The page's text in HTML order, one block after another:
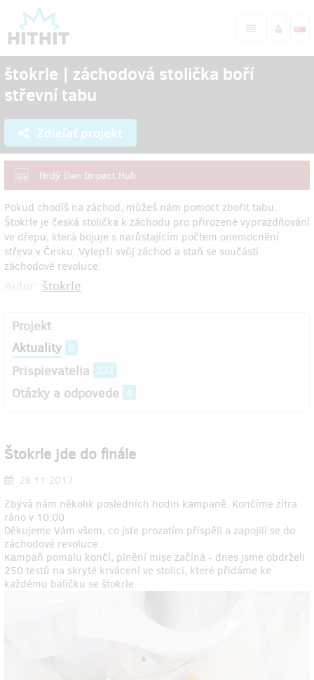
štokrle | záchodová stolička boří
střevní tabu
Zdieľať projekt
Hrdý člen Impact Hub
Pokud chodíš na záchod, můžeš nám pomoct zbořit tabu.
Štokrle je česká stolička k záchodu pro přirozené vyprazdňování
ve dřepu, která bojuje s narůstajícím počtem onemocnění
střeva v Česku. Vylepši svůj záchod a staň se součástí
záchodové revoluce.
štokrle
Projekt
Aktuality 6
Prispievatelia 333
Otázky a odpovede 4
Štokrle jde do finále
28.11.2017
Zbývá nám několik posledních hodin kampaně. Končíme zítra
ráno v 10:00
Děkujeme Vám všem, co jste prozatím přispěli a zapojili se do
záchodové revoluce.
Kampaň pomalu končí, plnění mise začíná - dnes jsme obdrželi
250 testů na skryté krvácení ve stolici, které přidáme ke
každému balíčku se štokrle.